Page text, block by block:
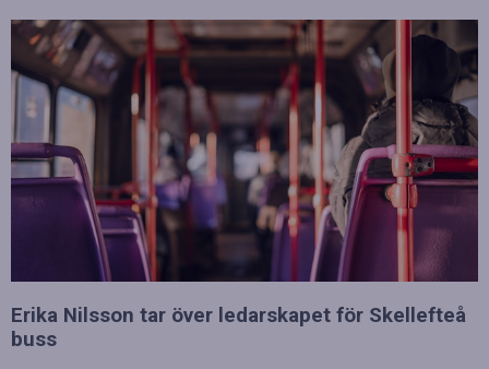
Erika Nilsson tar över ledarskapet för Skellefteå
buss